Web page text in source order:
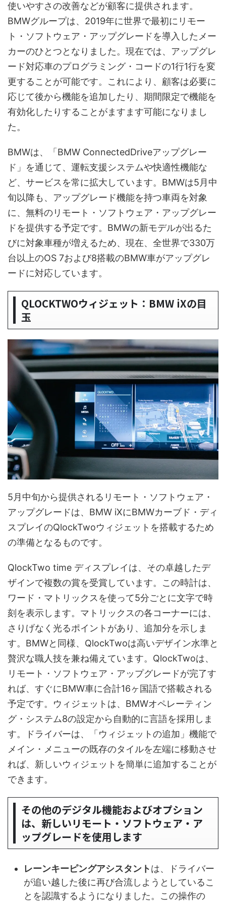
使いやすさの改善などが顧客に提供されます。
BMWグループは、2019年に世界で最初にリモー
ト・ソフトウェア・アップグレードを導入したメー
カーのひとつとなりました。現在では、アップグレ
ード対応車のプログラミング・コードの1行1行を変
更することが可能です。これにより、顧客は必要に
応じて後から機能を追加したり、期間限定で機能を
有効化したりすることがますます可能になりまし
た。
BMWは、「BMW ConnectedDriveアップグレー
ド」を通じて、運転支援システムや快適性機能な
ど、サービスを常に拡大しています。BMWは5月中
旬以降も、アップグレード機能を持つ車両を対象
に、無料のリモート・ソフトウェア・アップグレー
ドを提供する予定です。BMWの新モデルが出るた
びに対象車種が増えるため、現在、全世界で330万
台以上のOS 7および8搭載のBMW車がアップグレ
ードに対応しています。
QLOCKTWOウィジェット：BMW iXの目
玉
5月中旬から提供されるリモート・ソフトウェア・
アップグレードは、BMW iXにBMWカーブド・ディ
スプレイのQlockTwoウィジェットを搭載するため
の準備となるものです。
QlockTwo time ディスプレイは、その卓越したデ
ザインで複数の賞を受賞しています。この時計は、
ワード・マトリックスを使って5分ごとに文字で時
刻を表示します。マトリックスの各コーナーには、
さりげなく光るポイントがあり、追加分を示しま
す。BMWと同様、QlockTwoは高いデザイン水準と
贅沢な職人技を兼ね備えています。QlockTwoは、
リモート・ソフトウェア・アップグレードが完了す
れば、すぐにBMW車に合計16ヶ国語で搭載される
予定です。ウィジェットは、BMWオペレーティン
グ・システム8の設定から自動的に言語を採用しま
す。ドライバーは、「ウィジェットの追加」機能で
メイン・メニューの既存のタイルを左端に移動させ
れば、新しいウィジェットを簡単に追加することが
できます。
その他のデジタル機能およびオプション
は、新しいリモート・ソフトウェア・ア
ップグレードを使用します
レーンキーピングアシスタントは、ドライバー
が追い越した後に再び合流しようとしているこ
とを認識するようになりました。この操作の